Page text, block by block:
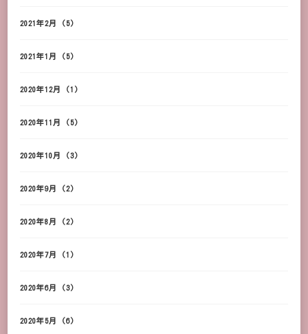
2021年2月 (5)
2021年1月 (5)
2020年12月 (1)
2020年11月 (5)
2020年10月 (3)
2020年9月 (2)
2020年8月 (2)
2020年7月 (1)
2020年6月 (3)
2020年5月 (6)